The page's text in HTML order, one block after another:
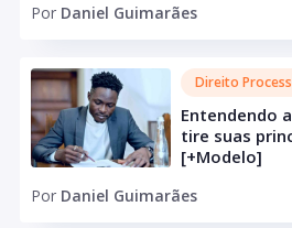
Por Daniel Guimarães
Direito
Entendendo
tire suas
[+Modelo]
Por Daniel Guimarães